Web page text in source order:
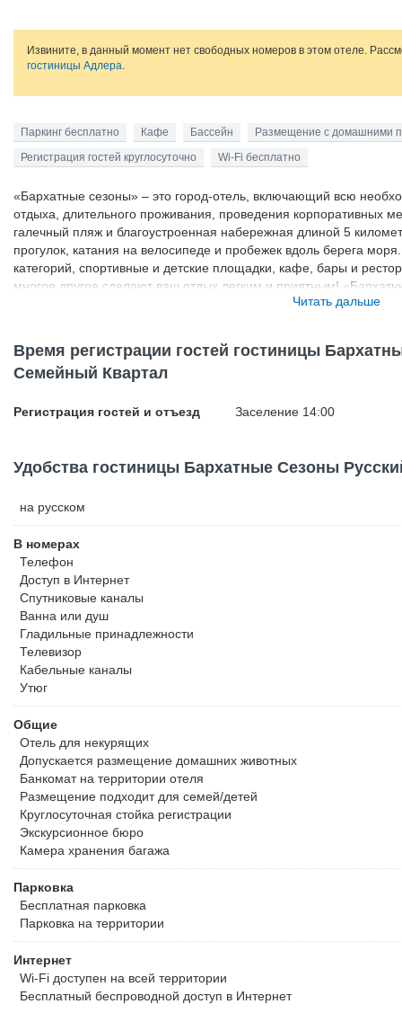
Извините, в данный момент нет свободных номеров в этом отеле.
гостиницы Адлера.
Паркинг бесплатно Кафе Бассейн
Размещение с домашними
Регистрация гостей круглосуточно
Wi-Fi бесплатно
«Бархатные сезоны» – это город-отель, включающий всю
отдыха, длительного проживания, проведения корпоративных
галечный пляж и благоустроенная набережная длиной 5
прогулок, катания на велосипеде и пробежек вдоль берега
категорий, спортивные и детские площадки, кафе, бары и
многое другое сделают ваш отдых легким и приятным!
всю необходимую инфраструктуру для комфортного отдыха,
берега моря. Комфортные номера различных категорий,
рестораны, бесплатный высокоскоростной Wi-Fi и многое
бюджетных номеров до губернаторского люкса. Широкий выбор
количество номеров для маломобильных групп населения. По
маломобильных гостей К вашим услугам оборудованные
Олимпийского парка и трассы Сочи Автодром. Возможность
доступность (аэропорт и вокзал в радиусе 10 км)
мероприятий более 6 000 кв м. Рядом с отелем: Олимпийский
Тематический парк развлечений "Сочи Парк" Храм
Орнитологический парк Парк "Южные культуры" Набережная
Адлерский район, ул. Диброва, д. 8 Дополнительные услуги.
камера хранения. Важная информация. Курение сигарет, а
(кальян, вейп, электронная сигарета и пр.,) в номерах, а также
типе питания, включенном в стоимость, указана в деталях
Краснодарского края необходимо представить один из
о получении первого компонента вакцины; документ о
месяцев; справку о медотводе и отрицательный результат ПЦР-
согласие на вакцинацию в течение 3-х суток (для этого
быть сделан не ранее, чем за 48 часов до заселения. Детям от
отрицательный результат ПЦР-теста. Российским гражданам
действующего паспорта РФ. С 01.07.2021г. для заселения в
необходимо предоставить справку об отрицательном тесте
в отель. Гостям, имеющим противопоказания в отношении
при заезде предоставить документ о медотводе, а также
заселения в отель необходим ваучер от поставщика. Гостям
размере стоимости 1 ночи проживания. Стоимость
лет размещаются бесплатно на имеющихся кроватях без
за детей в возрасте 3–5 лет — 85.00 RUB за ночь. Доплата за
Читать дальше
Время регистрации гостей гостиницы
Семейный Квартал
Регистрация гостей и отъезд Заселение 14:00
Удобства гостиницы Бархатные Сезоны
на русском
В номерах
Телефон
Доступ в Интернет
Спутниковые каналы
Ванна или душ
Гладильные принадлежности
Телевизор
Кабельные каналы
Утюг
Общие
Отель для некурящих
Допускается размещение домашних животных
Банкомат на территории отеля
Размещение подходит для семей/детей
Круглосуточная стойка регистрации
Экскурсионное бюро
Камера хранения багажа
Парковка
Бесплатная парковка
Парковка на территории
Интернет
Wi-Fi доступен на всей территории
Бесплатный беспроводной доступ в Интернет